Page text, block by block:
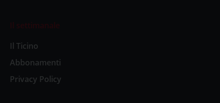
Il settimanale
Il Ticino
Abbonamenti
Privacy Policy